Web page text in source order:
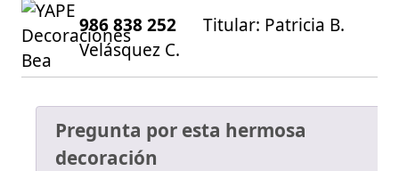
986 838 252 Titular: Patricia B.
Velásquez C.
Pregunta por esta hermosa
decoración